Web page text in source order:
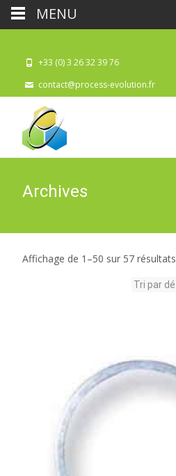
+33 (0) 3 26 32 39 76
contact@process-evolution.fr
Archives
Affichage de 1–50 sur 57 résultats
MENU